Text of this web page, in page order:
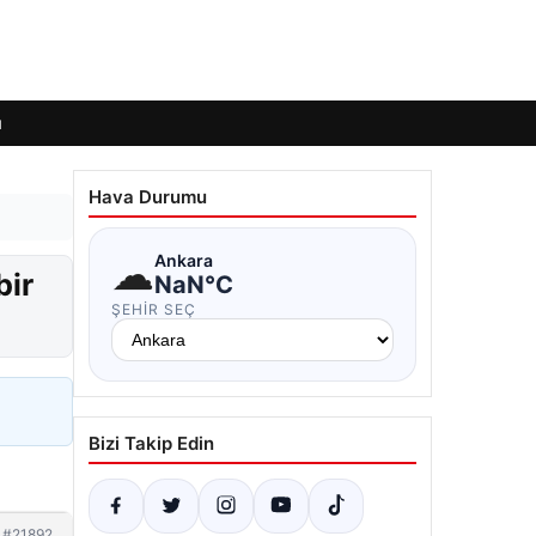
Hava Durumu
☁Ankara
NaN°C
ŞEHIR SEÇ
Bizi Takip Edin